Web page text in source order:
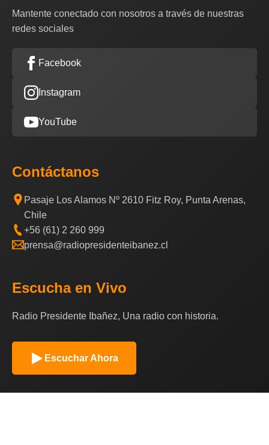
Mantente conectado con nosotros a través de nuestras
redes sociales
Facebook
Instagram
YouTube
Contáctanos
Pasaje Los Alamos Nº 2610 Fitz Roy, Punta Arenas,
Chile
+56 (61) 2 260 999
prensa@radiopresidenteibanez.cl
Escucha en Vivo
Radio Presidente Ibañez, Una radio con historia.
Escuchar Ahora